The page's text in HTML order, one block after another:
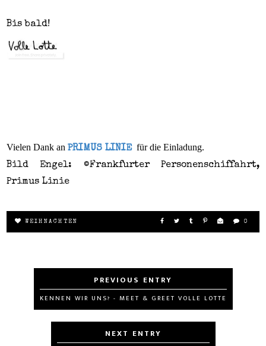
Bis bald!
Vielen Dank anPRIMUS LINIE für die Einladung.
Bild Engel: ©Frankfurter Personenschiffahrt,
Primus Linie
WEIHNACHTEN 0
KENNEN WIR UNS? - MEET & GREET VOLLE LOTTE